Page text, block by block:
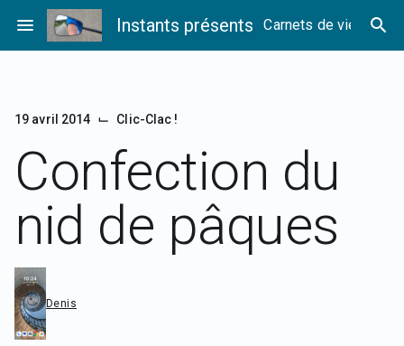
contenu
menu Instants présents Carnets de vie search
19 avril 2014 ⌙ Clic-Clac !
Confection du
nid de pâques
Denis